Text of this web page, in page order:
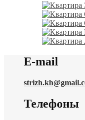
E-mail
Телефоны